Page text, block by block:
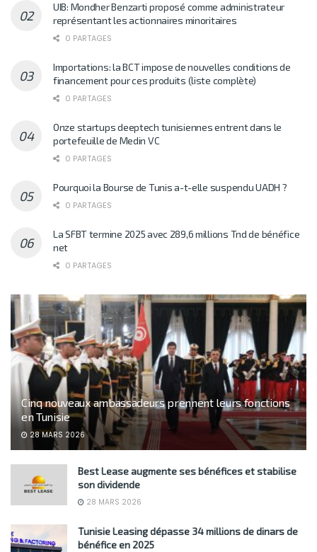
UIB: Mondher Benzarti proposé comme administrateur
représentant les actionnaires minoritaires
0 PARTAGES
Importations: la BCT impose de nouvelles conditions de
financement pour ces produits (liste complète)
0 PARTAGES
Onze startups deeptech tunisiennes entrent dans le
portefeuille de Medin VC
0 PARTAGES
Pourquoi la Bourse de Tunis a-t-elle suspendu UADH ?
0 PARTAGES
La SFBT termine 2025 avec 289,6 millions Tnd de bénéfice
net
0 PARTAGES
Cinq nouveaux ambassadeurs prennent leurs fonctions
en Tunisie
28 MARS 2026
Best Lease augmente ses bénéfices et stabilise
son dividende
28 MARS 2026
Tunisie Leasing dépasse 34 millions de dinars de
bénéfice en 2025